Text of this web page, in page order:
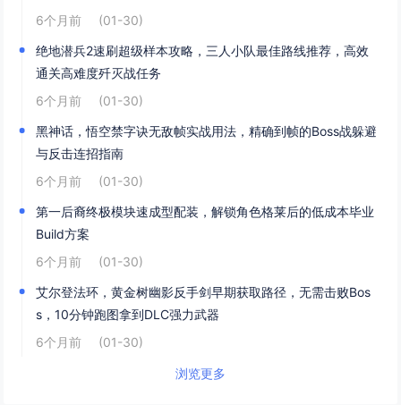
6个月前
(01-30)
绝地潜兵2速刷超级样本攻略，三人小队最佳路线推荐，高效
通关高难度歼灭战任务
6个月前
(01-30)
黑神话，悟空禁字诀无敌帧实战用法，精确到帧的Boss战躲避
与反击连招指南
6个月前
(01-30)
第一后裔终极模块速成型配装，解锁角色格莱后的低成本毕业
Build方案
6个月前
(01-30)
艾尔登法环，黄金树幽影反手剑早期获取路径，无需击败Bos
s，10分钟跑图拿到DLC强力武器
6个月前
(01-30)
浏览更多